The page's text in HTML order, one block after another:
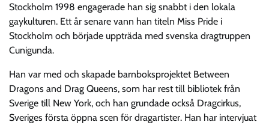
Stockholm 1998 engagerade han sig snabbt i den lokala
gaykulturen. Ett år senare vann han titeln Miss Pride i
Stockholm och började uppträda med svenska dragtruppen
Cunigunda.
Han var med och skapade barnboksprojektet Between
Dragons and Drag Queens, som har rest till bibliotek från
Sverige till New York, och han grundade också Dragcirkus,
Sveriges första öppna scen för dragartister. Han har intervjuat